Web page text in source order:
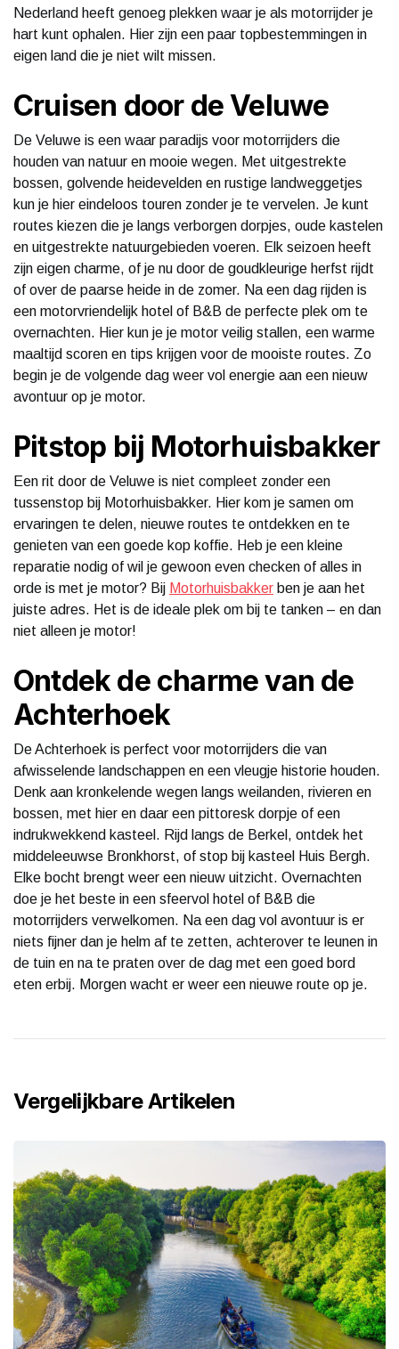
Nederland heeft genoeg plekken waar je als motorrijder je
hart kunt ophalen. Hier zijn een paar topbestemmingen in
eigen land die je niet wilt missen.
Cruisen door de Veluwe
De Veluwe is een waar paradijs voor motorrijders die
houden van natuur en mooie wegen. Met uitgestrekte
bossen, golvende heidevelden en rustige landweggetjes
kun je hier eindeloos touren zonder je te vervelen. Je kunt
routes kiezen die je langs verborgen dorpjes, oude kastelen
en uitgestrekte natuurgebieden voeren. Elk seizoen heeft
zijn eigen charme, of je nu door de goudkleurige herfst rijdt
of over de paarse heide in de zomer. Na een dag rijden is
een motorvriendelijk hotel of B&B de perfecte plek om te
overnachten. Hier kun je je motor veilig stallen, een warme
maaltijd scoren en tips krijgen voor de mooiste routes. Zo
begin je de volgende dag weer vol energie aan een nieuw
avontuur op je motor.
Pitstop bij Motorhuisbakker
Een rit door de Veluwe is niet compleet zonder een
tussenstop bij Motorhuisbakker. Hier kom je samen om
ervaringen te delen, nieuwe routes te ontdekken en te
genieten van een goede kop koffie. Heb je een kleine
reparatie nodig of wil je gewoon even checken of alles in
orde is met je motor? Bij Motorhuisbakker ben je aan het
juiste adres. Het is de ideale plek om bij te tanken – en dan
niet alleen je motor!
Ontdek de charme van de
Achterhoek
De Achterhoek is perfect voor motorrijders die van
afwisselende landschappen en een vleugje historie houden.
Denk aan kronkelende wegen langs weilanden, rivieren en
bossen, met hier en daar een pittoresk dorpje of een
indrukwekkend kasteel. Rijd langs de Berkel, ontdek het
middeleeuwse Bronkhorst, of stop bij kasteel Huis Bergh.
Elke bocht brengt weer een nieuw uitzicht. Overnachten
doe je het beste in een sfeervol hotel of B&B die
motorrijders verwelkomen. Na een dag vol avontuur is er
niets fijner dan je helm af te zetten, achterover te leunen in
de tuin en na te praten over de dag met een goed bord
eten erbij. Morgen wacht er weer een nieuwe route op je.
Vergelijkbare Artikelen